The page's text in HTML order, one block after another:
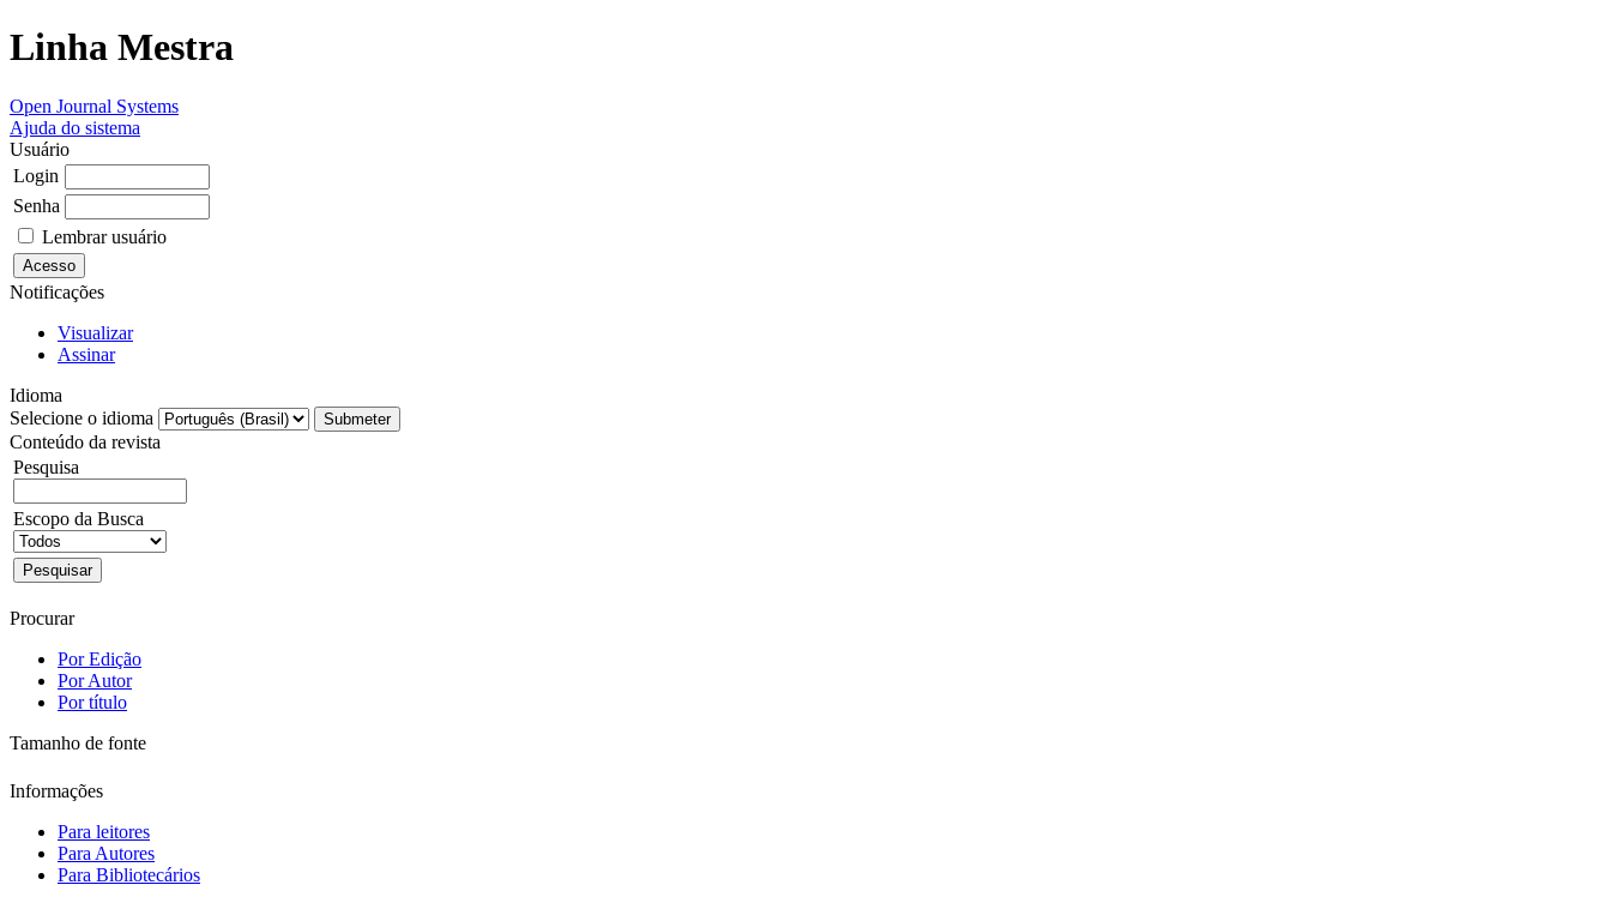
Linha Mestra
Open Journal Systems
Ajuda do sistema
Usuário
Login
Senha
Lembrar usuário
Notificações
Visualizar
Assinar
Idioma
Selecione o idioma
Conteúdo da revista
Pesquisa
Escopo da Busca
Procurar
Por Edição
Por Autor
Por título
Tamanho de fonte
Informações
Para leitores
Para Autores
Para Bibliotecários